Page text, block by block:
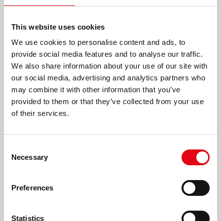
This website uses cookies
We use cookies to personalise content and ads, to
provide social media features and to analyse our traffic.
We also share information about your use of our site with
our social media, advertising and analytics partners who
may combine it with other information that you’ve
provided to them or that they’ve collected from your use
of their services.
Selection
Necessary
Preferences
Statistics
VERBINDUNGEN/VEREINBARUNGEN
Elternschaft aufbaut
Academy ein Gespräch mit Dr. Alberto Pellai über
bewusste Elternschaft statt.